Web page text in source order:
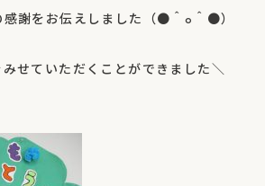
感謝をお伝えしました（●＾o＾●）
せていただくことができました＼